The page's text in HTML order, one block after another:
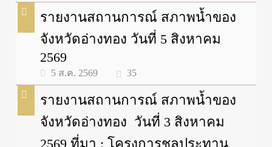
รายงานสถานการณ์ สภาพน้ำของ
จังหวัดอ่างทอง วันที่ 5 สิงหาคม
2569
5 ส.ค. 2569 35
รายงานสถานการณ์ สภาพน้ำของ
จังหวัดอ่างทอง วันที่ 3 สิงหาคม
2569 ที่มา : โครงการชลประทาน